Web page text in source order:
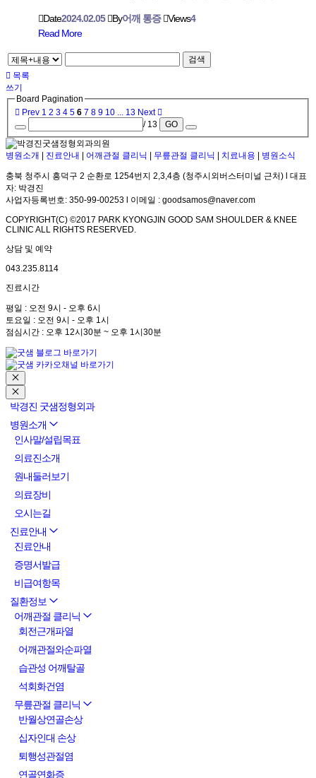
Date2024.02.05 By어깨 통증 Views4
Read More
검색
목록
쓰기
Board Pagination
Prev 1 2 3 4 5 6 7 8 9 10 13 Next
/ 13
GO
병원소개 진료안내 어깨관절 클리닉 무릎관절 클리닉 치료내용 병원소식
충북 청주시 흥덕구 2 순환로 1254번지 2,3,4층 (청주시외버스터미널 근처) l 대표
자: 박경진
사업자등록번호: 350-99-00253 l 이메일 : goodsamos@naver.com
COPYRIGHT(C) ©2017 PARK KYONGJIN GOOD SAM SHOULDER & KNEE
CLINIC ALL RIGHTS RESERVED.
상담 및 예약
043.235.8114
진료시간
평일 : 오전 9시 - 오후 6시
토요일 : 오전 9시 - 오후 1시
점심시간 : 오후 12시30분 ~ 오후 1시30분
박경진 굿샘정형외과
병원소개
인사말/설립목표
의료진소개
원내둘러보기
의료장비
오시는길
진료안내
진료안내
증명서발급
비급여항목
질환정보
어깨관절 클리닉
회전근개파열
어깨관절와순파열
습관성 어깨탈골
석회화건염
무릎관절 클리닉
반월상연골손상
십자인대 손상
퇴행성관절염
연골연화증